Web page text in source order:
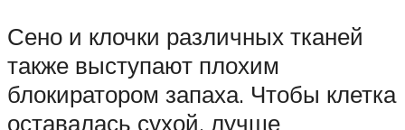
Сено и клочки различных тканей
также выступают плохим
блокиратором запаха. Чтобы клетка
оставалась сухой, лучше